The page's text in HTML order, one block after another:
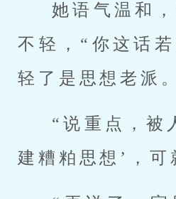
她语气温和
不轻，“你这话
轻了是思想老派
“说重点，被
建糟粕思想’，可